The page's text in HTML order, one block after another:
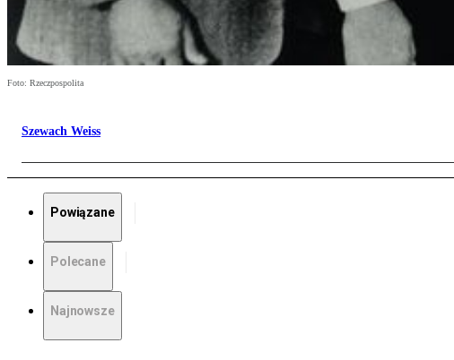
Foto: Rzeczpospolita
Szewach Weiss
Powiązane
Polecane
Najnowsze